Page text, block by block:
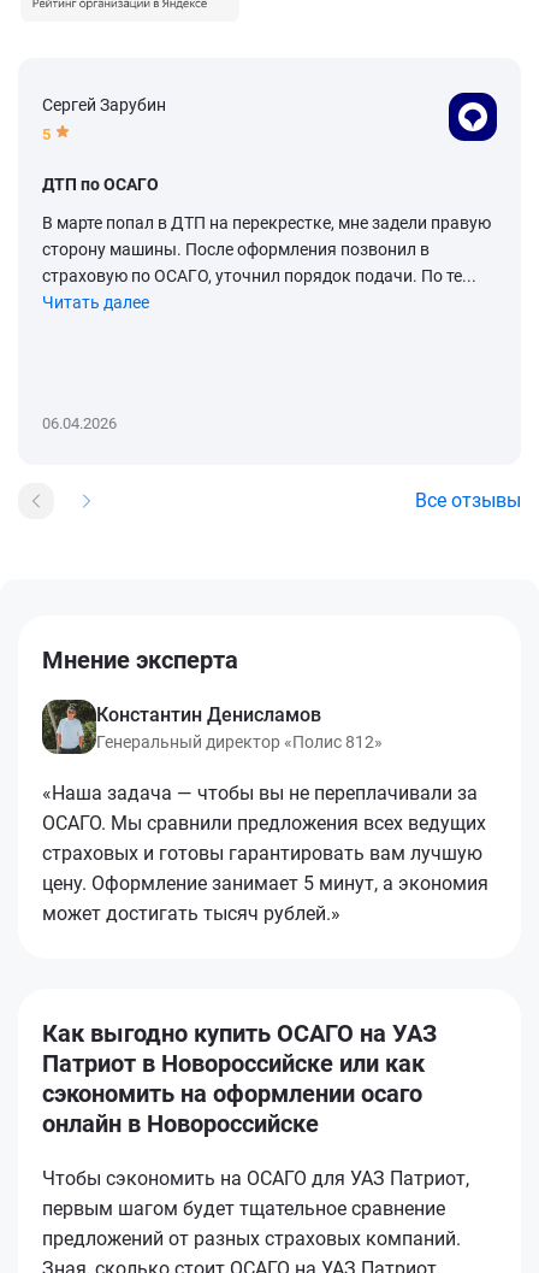
Сергей Зарубин
5
ДТП по ОСАГО
В марте попал в ДТП на перекрестке, мне задели правую
сторону машины. После оформления позвонил в
страховую по ОСАГО, уточнил порядок подачи. По те...
Читать далее
06.04.2026
Все отзывы
Мнение эксперта
Константин Денисламов
Генеральный директор «Полис 812»
«Наша задача — чтобы вы не переплачивали за
ОСАГО. Мы сравнили предложения всех ведущих
страховых и готовы гарантировать вам лучшую
цену. Оформление занимает 5 минут, а экономия
может достигать тысяч рублей.»
Как выгодно купить ОСАГО на УАЗ
Патриот в Новороссийске или как
сэкономить на оформлении осаго
онлайн в Новороссийске
Чтобы сэкономить на ОСАГО для УАЗ Патриот,
первым шагом будет тщательное сравнение
предложений от разных страховых компаний.